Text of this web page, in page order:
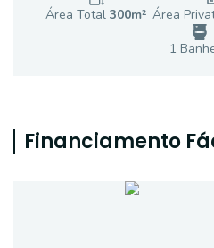
Área Total 300m² Área
1
Financiamento